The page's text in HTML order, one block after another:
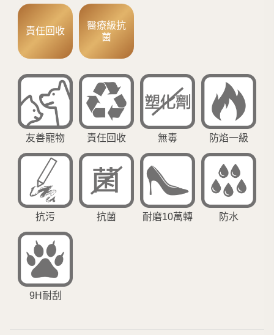
責任回收
醫療級抗
菌
友善寵物 責任回收 無毒 防焰一級
抗污 抗菌 耐磨10萬轉 防水
9H耐刮